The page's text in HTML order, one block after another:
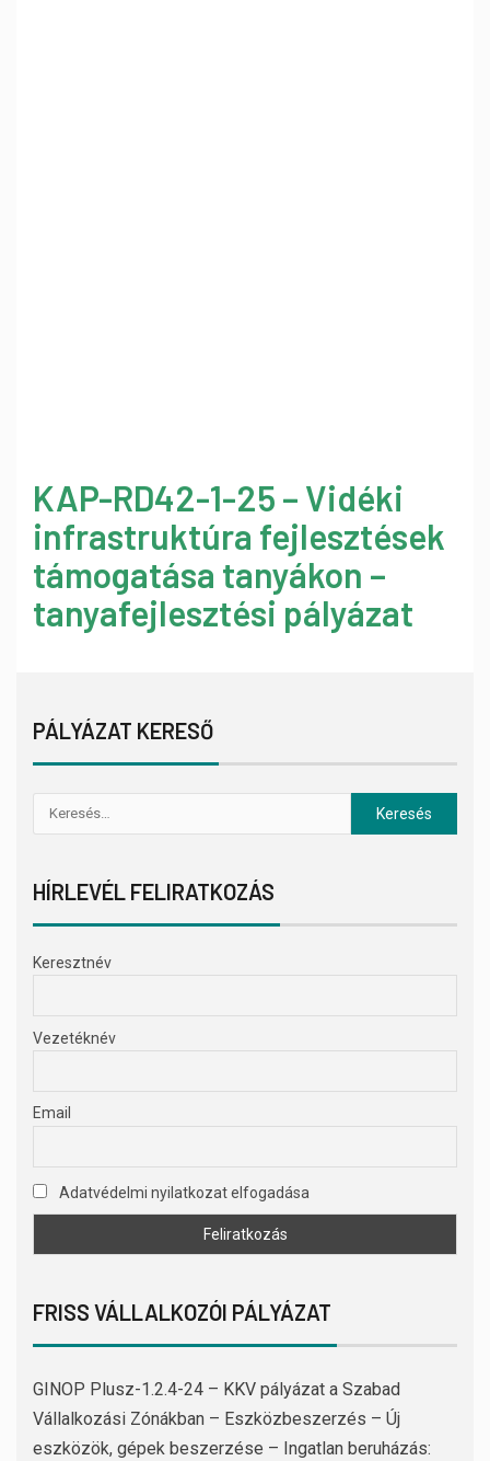
KAP-RD42-1-25 – Vidéki
infrastruktúra fejlesztések
támogatása tanyákon –
tanyafejlesztési pályázat
PÁLYÁZAT KERESŐ
HÍRLEVÉL FELIRATKOZÁS
Keresztnév
Vezetéknév
Email
Adatvédelmi nyilatkozat elfogadása
FRISS VÁLLALKOZÓI PÁLYÁZAT
GINOP Plusz-1.2.4-24 – KKV pályázat a Szabad
Vállalkozási Zónákban – Eszközbeszerzés – Új
eszközök, gépek beszerzése – Ingatlan beruházás: